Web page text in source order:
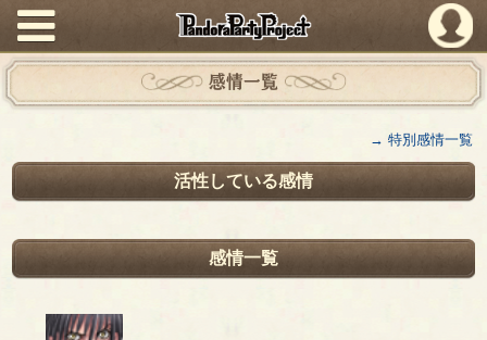
PandoraPartyProject
感情一覧
→ 特別感情一覧
活性している感情
感情一覧